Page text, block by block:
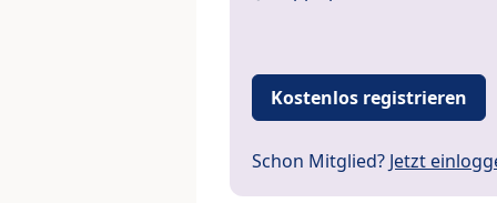
Kostenlos registrieren
Schon Mitglied? Jetzt